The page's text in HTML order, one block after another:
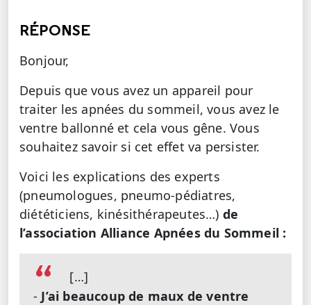
RÉPONSE
Bonjour,
Depuis que vous avez un appareil pour
traiter les apnées du sommeil, vous avez le
ventre ballonné et cela vous gêne. Vous
souhaitez savoir si cet effet va persister.
Voici les explications des experts
(pneumologues, pneumo-pédiatres,
diététiciens, kinésithérapeutes…) de
l’association Alliance Apnées du Sommeil :
[…]
- J’ai beaucoup de maux de ventre